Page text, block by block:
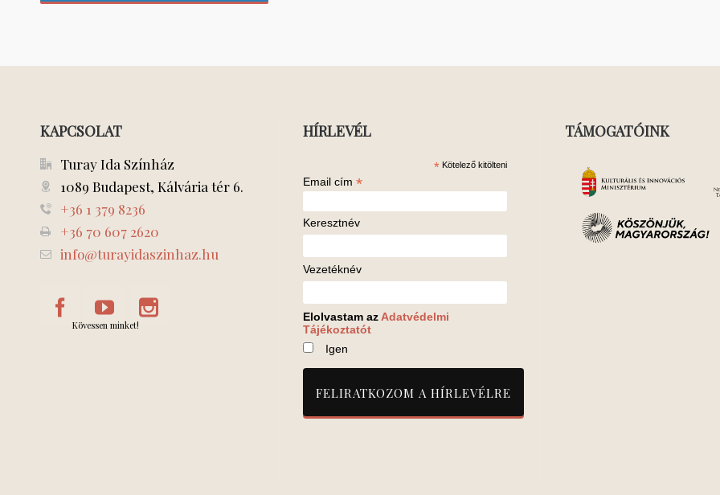
KAPCSOLAT
Turay Ida Színház
1089 Budapest, Kálvária tér 6.
+36 1 379 8236
+36 70 607 2620
info@turayidaszinhaz.hu
Kövessen minket!
HÍRLEVÉL
* Kötelező kitölteni
Email cím *
Keresztnév
Vezetéknév
Elolvastam azAdatvédelmi
Tájékoztatót
Igen
TÁMOGATÓINK